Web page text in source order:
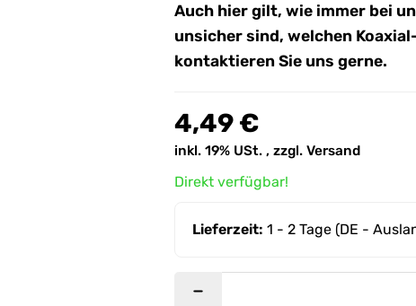
Auch hier gilt, wie immer bei
unsicher sind, welchen
kontaktieren Sie uns gerne.
4,49 €
inkl. 19% USt. , zzgl. Versand
Direkt verfügbar!
Lieferzeit:1 - 2 Tage (DE -